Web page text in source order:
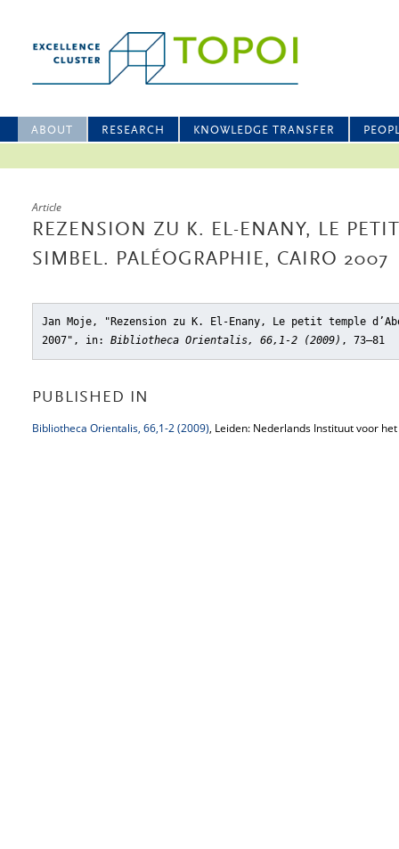
ABOUT RESEARCH KNOWLEDGE TRANSFER
Article
REZENSION ZU K. EL-ENANY, LE
SIMBEL. PALÉOGRAPHIE, CAIRO 2007
Jan Moje, "Rezension zu K. El-Enany, Le petit temple
2007" , in: Bibliotheca Orientalis, 66,1-2 (2009) , 73–81
PUBLISHED IN
Bibliotheca Orientalis, 66,1-2 (2009), Leiden: Nederlands Instituut voor